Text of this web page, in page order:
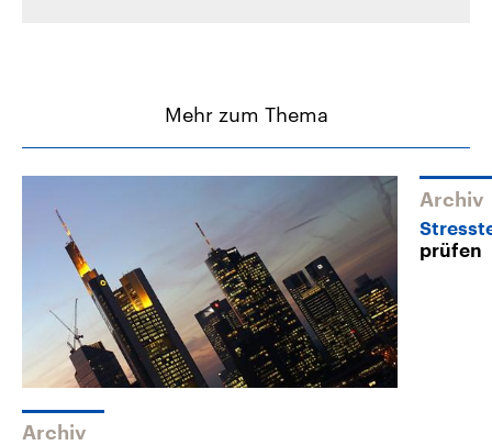
Mehr zum Thema
Archiv
Archiv
prüfen